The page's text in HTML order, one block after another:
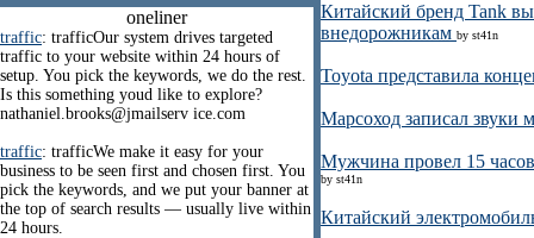
oneliner
traffic: trafficOur system drives targeted
traffic to your website within 24 hours of
setup. You pick the keywords, we do the rest.
Is this something youd like to explore?
nathaniel.brooks@jmailserv ice.com
traffic: trafficWe make it easy for your
business to be seen first and chosen first. You
pick the keywords, and we put your banner at
the top of search results — usually live within
24 hours.
Китайский бренд Tank
внедорожникам by st41n
Toyota представила
Марсоход записал звуки
Мужчина провел 15
by st41n
Китайский